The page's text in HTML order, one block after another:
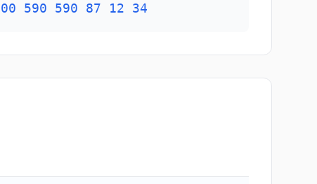
00 590 590 87 12 34